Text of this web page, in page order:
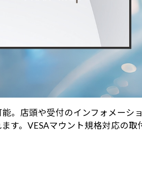
。店頭や受付のインフォメーシ
す。VESAマウント規格対応の取